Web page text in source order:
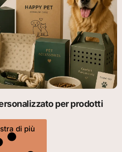
per prodotti
di più